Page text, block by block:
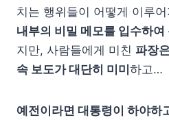
치는 행위들이 어떻게 이루
내부의 비밀 메모를 입수하여
지만, 사람들에게 미친 파장
속 보도가 대단히 미미하고…
예전이라면 대통령이 하야하